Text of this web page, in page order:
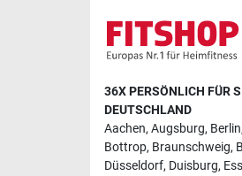
36X PERSÖNLICH FÜR
DEUTSCHLAND
Aachen, Augsburg, Berlin,
Bottrop, Braunschweig,
Düsseldorf, Duisburg,